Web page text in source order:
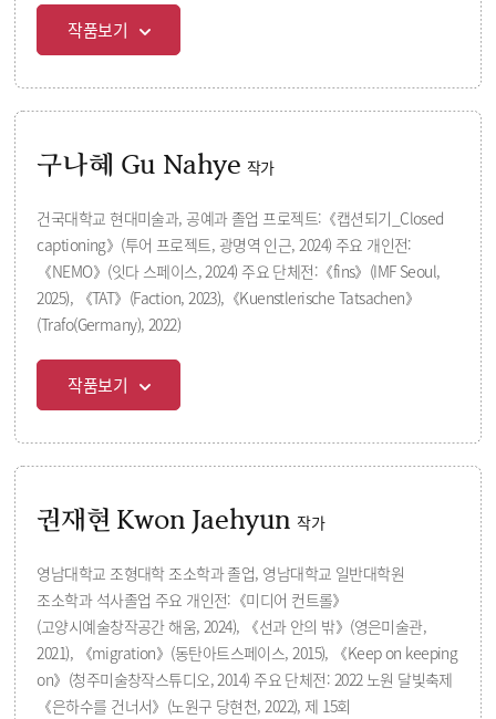
작품보기
구나혜 Gu Nahye 작가
건국대학교 현대미술과, 공예과 졸업 프로젝트:《캡션되기_Closed
captioning》(투어 프로젝트, 광명역 인근, 2024) 주요 개인전:
《NEMO》(잇다 스페이스, 2024) 주요 단체전:《fins》(IMF Seoul,
2025), 《TAT》(Faction, 2023),《Kuenstlerische Tatsachen》
(Trafo(Germany), 2022)
작품보기
권재현 Kwon Jaehyun 작가
영남대학교 조형대학 조소학과 졸업, 영남대학교 일반대학원
조소학과 석사졸업 주요 개인전:《미디어 컨트롤》
(고양시예술창작공간 해움, 2024), 《선과 안의 밖》(영은미술관,
2021), 《migration》(동탄아트스페이스, 2015), 《Keep on keeping
on》(청주미술창작스튜디오, 2014) 주요 단체전: 2022 노원 달빛축제
《은하수를 건너서》(노원구 당현천, 2022), 제 15회